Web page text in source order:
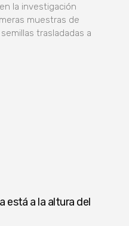
la investigación
muestras de
trasladadas a
está a la altura del